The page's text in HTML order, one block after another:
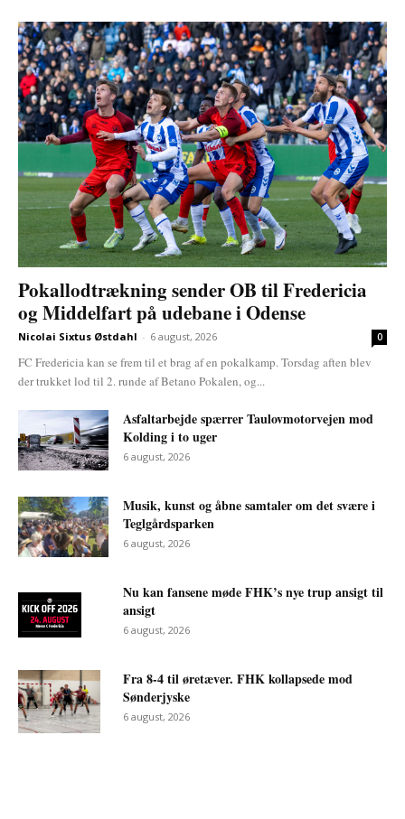
Pokallodtrækning sender OB til Fredericia
og Middelfart på udebane i Odense
Nicolai Sixtus Østdahl - 6 august, 2026 0
FC Fredericia kan se frem til et brag af en pokalkamp. Torsdag aften blev
der trukket lod til 2. runde af Betano Pokalen, og...
Asfaltarbejde spærrer Taulovmotorvejen mod
Kolding i to uger
6 august, 2026
Musik, kunst og åbne samtaler om det svære i
Teglgårdsparken
6 august, 2026
Nu kan fansene møde FHK’s nye trup ansigt til
ansigt
6 august, 2026
Fra 8-4 til øretæver. FHK kollapsede mod
Sønderjyske
6 august, 2026